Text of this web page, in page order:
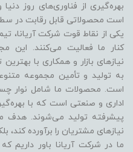
بهره‌گیری از فناوری‌های روز
است محصولاتی قابل رقابت در
یکی از نقاط قوت شرکت آریانا،
کنار ما فعالیت می‌کنند. این
نیازهای بازار و همکاری با
به تولید و تأمین مجموعه
است. محصولات ما شامل نوار
اداری و صنعتی است که با
پیشرفته تولید می‌شوند. هدف
نیازهای مشتریان را برآورده کند،
ما در شرکت آریانا باور داریم